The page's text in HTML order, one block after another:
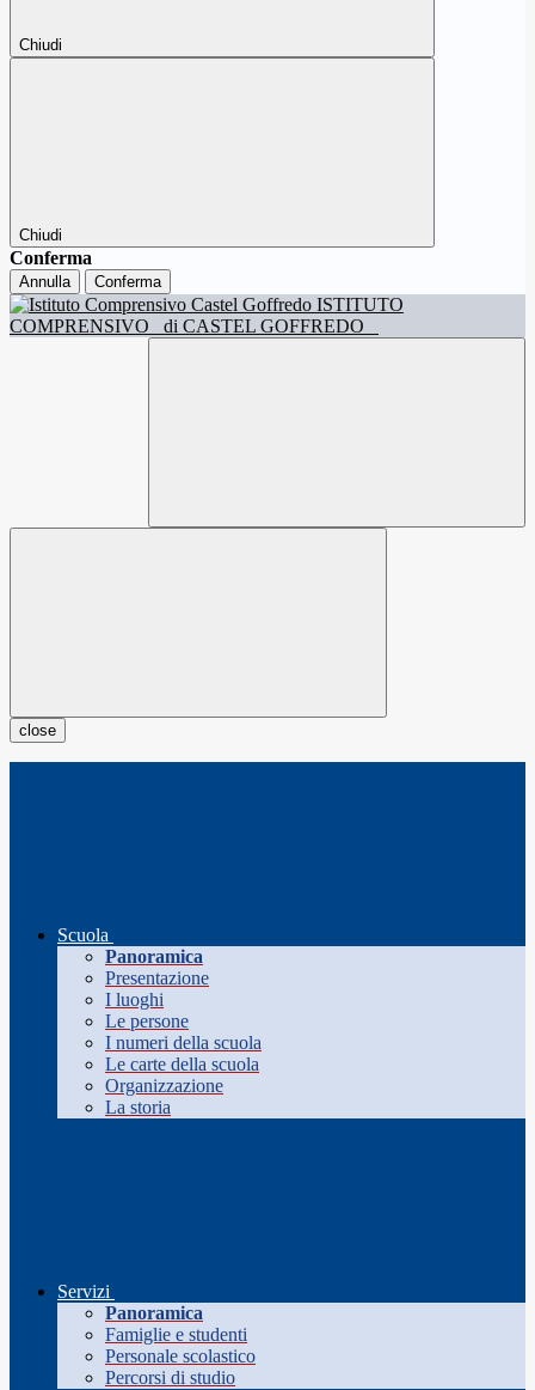
Chiudi
Chiudi
Conferma
Annulla Conferma
ISTITUTO
COMPRENSIVO
di CASTEL GOFFREDO
close
Scuola
Panoramica
Presentazione
I luoghi
Le persone
I numeri della scuola
Le carte della scuola
Organizzazione
La storia
Servizi
Panoramica
Famiglie e studenti
Personale scolastico
Percorsi di studio